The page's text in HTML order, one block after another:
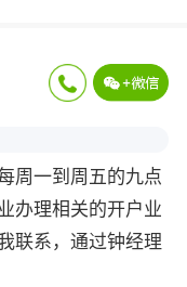
周一到周五的九点
办理相关的开户业
联系，通过钟经理